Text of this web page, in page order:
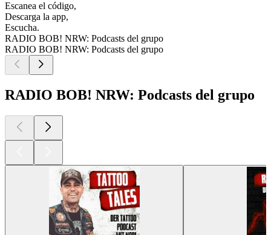
Escanea el código,
Descarga la app,
Escucha.
RADIO BOB! NRW: Podcasts del grupo
RADIO BOB! NRW: Podcasts del grupo
RADIO BOB! NRW: Podcasts del grupo